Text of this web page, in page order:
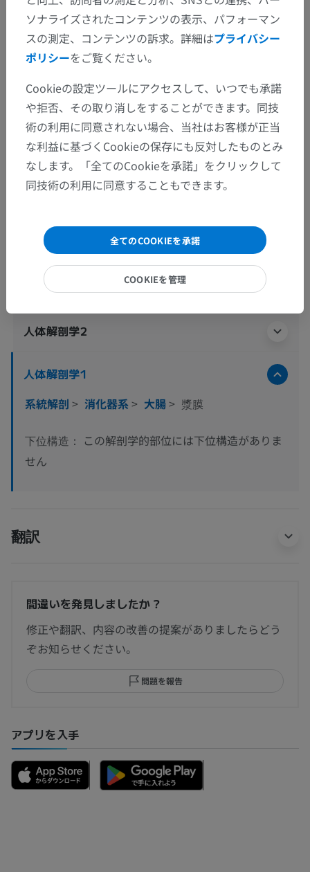
解剖学的階層
人体解剖学2
人体解剖学1
系統解剖 > 消化器系> 大腸> 漿膜
下位構造：
この解剖学的部位には下位構造がありま
せん
翻訳
間違いを発見しましたか？
修正や翻訳、内容の改善の提案がありましたらどう
ぞお知らせください。
問題を報告
アプリを入手
ソナライズされたコンテンツの表示、パフォーマン
スの測定、コンテンツの訴求。詳細はプライバシー
ポリシーをご覧ください。
Cookieの設定ツールにアクセスして、いつでも承諾
や拒否、その取り消しをすることができます。同技
術の利用に同意されない場合、当社はお客様が正当
な利益に基づくCookieの保存にも反対したものとみ
なします。「全てのCookieを承諾」をクリックして
同技術の利用に同意することもできます。
全てのCOOKIEを承諾
COOKIEを管理